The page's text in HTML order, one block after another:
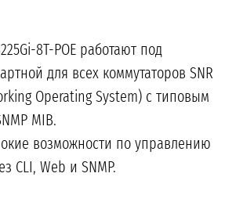
8T-POE работают под
для всех коммутаторов SNR
Operating System) с типовым
MIB.
возможности по управлению
CLI, Web и SNMP.